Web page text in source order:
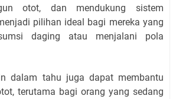
otot, dan mendukung sistem
pilihan ideal bagi mereka yang
daging atau menjalani pola
dalam tahu juga dapat membantu
terutama bagi orang yang sedang